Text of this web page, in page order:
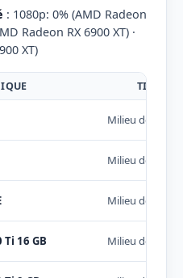
: 1080p: 0% (AMD Radeon
Radeon RX 6900 XT) ·
XT)
TIER
Milieu de
Milieu de
Milieu de
Ti 16 GB Milieu de